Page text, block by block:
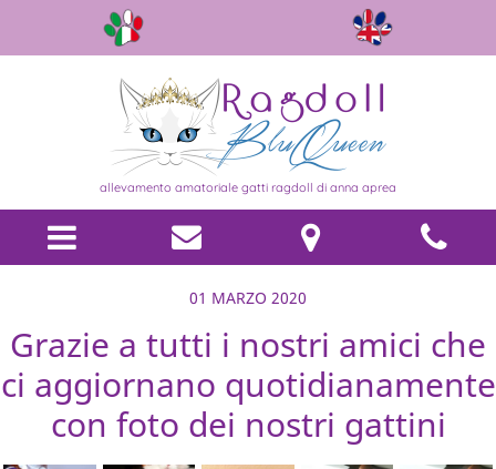
allevamento amatoriale gatti ragdoll di anna aprea
01 MARZO 2020
Grazie a tutti i nostri amici che
ci aggiornano quotidianamente
con foto dei nostri gattini